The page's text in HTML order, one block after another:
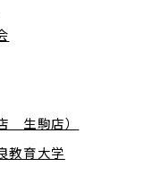
生駒店）
教育大学